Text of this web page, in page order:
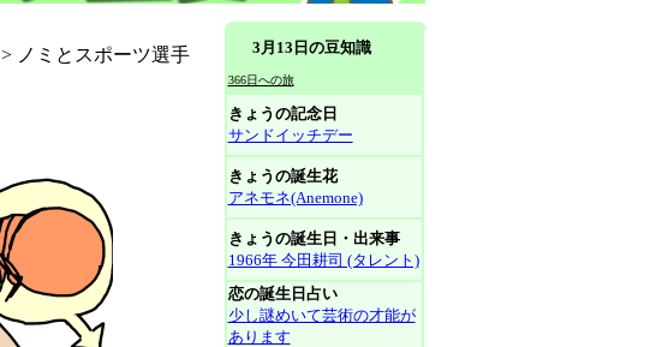
> ノミとスポーツ選手 3月13日の豆知識
366日への旅
きょうの記念日
サンドイッチデー
きょうの誕生花
アネモネ(Anemone)
きょうの誕生日・出来事
1966年 今田耕司 (タレント)
恋の誕生日占い
少し謎めいて芸術の才能が
あります